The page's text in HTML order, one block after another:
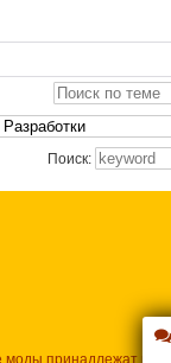
Поиск:
принадлежат их